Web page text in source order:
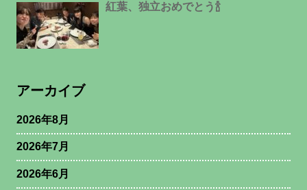
紅葉、独立おめでとう🍾
アーカイブ
2026年8月
2026年7月
2026年6月